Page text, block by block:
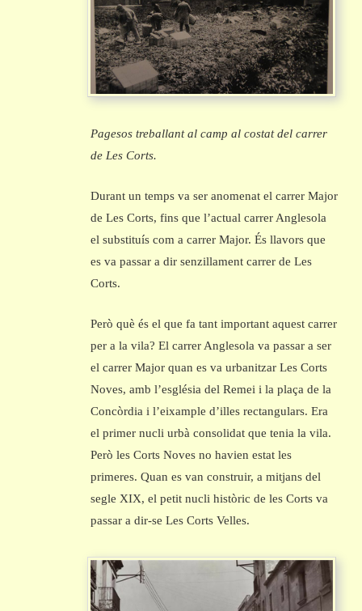
Pagesos treballant al camp al costat del carrer
de Les Corts.
Durant un temps va ser anomenat el carrer Major
de Les Corts, fins que l’actual carrer Anglesola
el substituís com a carrer Major. És llavors que
es va passar a dir senzillament carrer de Les
Corts.
Però què és el que fa tant important aquest carrer
per a la vila? El carrer Anglesola va passar a ser
el carrer Major quan es va urbanitzar Les Corts
Noves, amb l’església del Remei i la plaça de la
Concòrdia i l’eixample d’illes rectangulars. Era
el primer nucli urbà consolidat que tenia la vila.
Però les Corts Noves no havien estat les
primeres. Quan es van construir, a mitjans del
segle XIX, el petit nucli històric de les Corts va
passar a dir-se Les Corts Velles.